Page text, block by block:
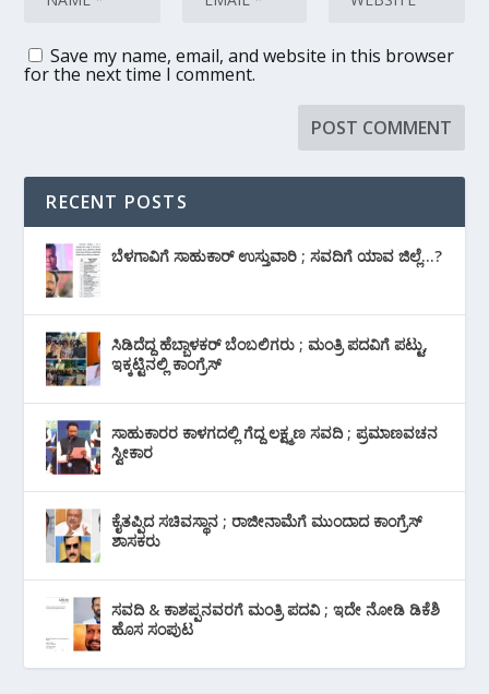
Save my name, email, and website in this browser
for the next time I comment.
RECENT POSTS
ಬೆಳಗಾವಿಗೆ ಸಾಹುಕಾರ್ ಉಸ್ತುವಾರಿ ; ಸವದಿಗೆ ಯಾವ ಜಿಲ್ಲೆ…?
ಸಿಡಿದೆದ್ದ ಹೆಬ್ಬಾಳಕರ್ ಬೆಂಬಲಿಗರು ; ಮಂತ್ರಿ ಪದವಿಗೆ ‌ಪಟ್ಟು,
ಇಕ್ಕಟ್ಟಿನಲ್ಲಿ ಕಾಂಗ್ರೆಸ್
ಸಾಹುಕಾರರ ಕಾಳಗದಲ್ಲಿ ಗೆದ್ದ ಲಕ್ಷ್ಮಣ ಸವದಿ ; ಪ್ರಮಾಣವಚನ
ಸ್ವೀಕಾರ
ಕೈತಪ್ಪಿದ ಸಚಿವಸ್ಥಾನ ; ರಾಜೀನಾಮೆಗೆ ಮುಂದಾದ ಕಾಂಗ್ರೆಸ್
‌ಶಾಸಕರು
ಸವದಿ & ಕಾಶಪ್ಪನವರಗೆ ಮಂತ್ರಿ ಪದವಿ ; ಇದೇ ನೋಡಿ‌ ಡಿಕೆಶಿ
ಹೊಸ ಸಂಪುಟ